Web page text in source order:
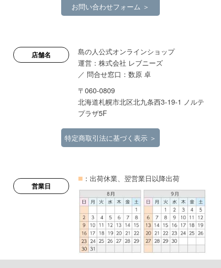
お問い合わせフォーム ＞
店舗名
島の人公式オンラインショップ
運営：株式会社 レブニーズ
／ 問合せ窓口：数原 卓
〒060-0809
北海道札幌市北区北九条西3-19-1 ノルテ
プラザ5F
特定商取引法に基づく表示 ＞
営業日
■ ：出荷休業、翌営業日以降出荷